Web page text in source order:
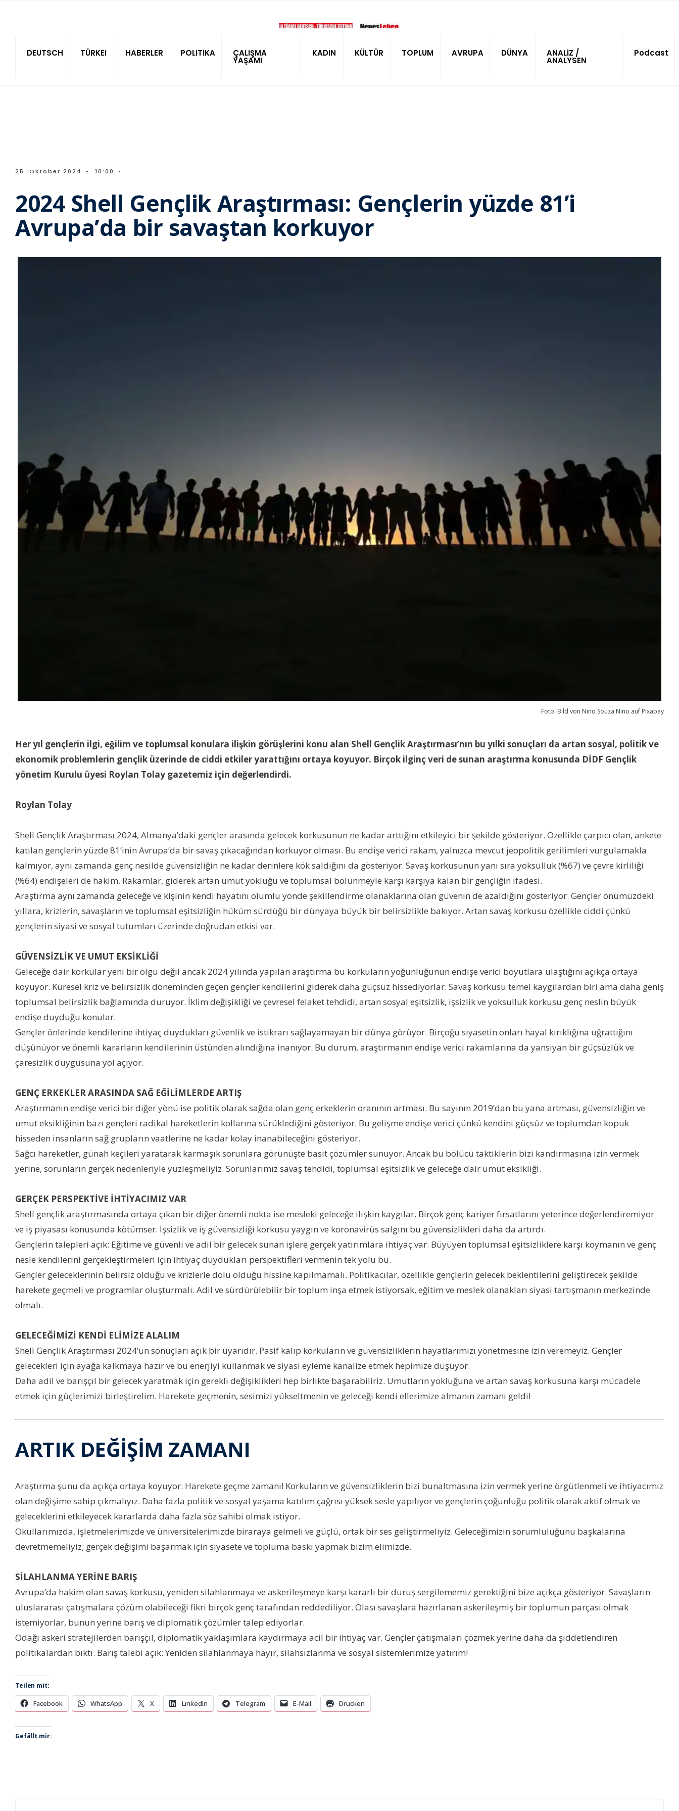
DEUTSCH TÜRKEI HABERLER POLITIKA ÇALIŞMA
YAŞAMI
KADIN KÜLTÜR TOPLUM AVRUPA DÜNYA ANALİZ /
ANALYSEN
Podcast
25. Oktober 2024 • 10:00 •
2024 Shell Gençlik Araştırması: Gençlerin yüzde 81’i
Avrupa’da bir savaştan korkuyor
Foto: Bild von Nino Souza Nino auf Pixabay
Her yıl gençlerin ilgi, eğilim ve toplumsal konulara ilişkin görüşlerini konu alan Shell Gençlik Araştırması’nın bu yılki sonuçları da artan sosyal, politik ve
ekonomik problemlerin gençlik üzerinde de ciddi etkiler yarattığını ortaya koyuyor. Birçok ilginç veri de sunan araştırma konusunda DİDF Gençlik
yönetim Kurulu üyesi Roylan Tolay gazetemiz için değerlendirdi.
Roylan Tolay
Shell Gençlik Araştırması 2024, Almanya’daki gençler arasında gelecek korkusunun ne kadar arttığını etkileyici bir şekilde gösteriyor. Özellikle çarpıcı olan, ankete
katılan gençlerin yüzde 81’inin Avrupa’da bir savaş çıkacağından korkuyor olması. Bu endişe verici rakam, yalnızca mevcut jeopolitik gerilimleri vurgulamakla
kalmıyor, aynı zamanda genç nesilde güvensizliğin ne kadar derinlere kök saldığını da gösteriyor. Savaş korkusunun yanı sıra yoksulluk (%67) ve çevre kirliliği
(%64) endişeleri de hakim. Rakamlar, giderek artan umut yokluğu ve toplumsal bölünmeyle karşı karşıya kalan bir gençliğin ifadesi.
Araştırma aynı zamanda geleceğe ve kişinin kendi hayatını olumlu yönde şekillendirme olanaklarına olan güvenin de azaldığını gösteriyor. Gençler önümüzdeki
yıllara, krizlerin, savaşların ve toplumsal eşitsizliğin hüküm sürdüğü bir dünyaya büyük bir belirsizlikle bakıyor. Artan savaş korkusu özellikle ciddi çünkü
gençlerin siyasi ve sosyal tutumları üzerinde doğrudan etkisi var.
GÜVENSİZLİK VE UMUT EKSİKLİĞİ
Geleceğe dair korkular yeni bir olgu değil ancak 2024 yılında yapılan araştırma bu korkuların yoğunluğunun endişe verici boyutlara ulaştığını açıkça ortaya
koyuyor. Küresel kriz ve belirsizlik döneminden geçen gençler kendilerini giderek daha güçsüz hissediyorlar. Savaş korkusu temel kaygılardan biri ama daha geniş
toplumsal belirsizlik bağlamında duruyor. İklim değişikliği ve çevresel felaket tehdidi, artan sosyal eşitsizlik, işsizlik ve yoksulluk korkusu genç neslin büyük
endişe duyduğu konular.
Gençler önlerinde kendilerine ihtiyaç duydukları güvenlik ve istikrarı sağlayamayan bir dünya görüyor. Birçoğu siyasetin onları hayal kırıklığına uğrattığını
düşünüyor ve önemli kararların kendilerinin üstünden alındığına inanıyor. Bu durum, araştırmanın endişe verici rakamlarına da yansıyan bir güçsüzlük ve
çaresizlik duygusuna yol açıyor.
GENÇ ERKEKLER ARASINDA SAĞ EĞİLİMLERDE ARTIŞ
Araştırmanın endişe verici bir diğer yönü ise politik olarak sağda olan genç erkeklerin oranının artması. Bu sayının 2019’dan bu yana artması, güvensizliğin ve
umut eksikliğinin bazı gençleri radikal hareketlerin kollarına sürüklediğini gösteriyor. Bu gelişme endişe verici çünkü kendini güçsüz ve toplumdan kopuk
hisseden insanların sağ grupların vaatlerine ne kadar kolay inanabileceğini gösteriyor.
Sağcı hareketler, günah keçileri yaratarak karmaşık sorunlara görünüşte basit çözümler sunuyor. Ancak bu bölücü taktiklerin bizi kandırmasına izin vermek
yerine, sorunların gerçek nedenleriyle yüzleşmeliyiz. Sorunlarımız savaş tehdidi, toplumsal eşitsizlik ve geleceğe dair umut eksikliği.
GERÇEK PERSPEKTİVE İHTİYACIMIZ VAR
Shell gençlik araştırmasında ortaya çıkan bir diğer önemli nokta ise mesleki geleceğe ilişkin kaygılar. Birçok genç kariyer fırsatlarını yeterince değerlendiremiyor
ve iş piyasası konusunda kötümser. İşsizlik ve iş güvensizliği korkusu yaygın ve koronavirüs salgını bu güvensizlikleri daha da artırdı.
Gençlerin talepleri açık: Eğitime ve güvenli ve adil bir gelecek sunan işlere gerçek yatırımlara ihtiyaç var. Büyüyen toplumsal eşitsizliklere karşı koymanın ve genç
nesle kendilerini gerçekleştirmeleri için ihtiyaç duydukları perspektifleri vermenin tek yolu bu.
Gençler geleceklerinin belirsiz olduğu ve krizlerle dolu olduğu hissine kapılmamalı. Politikacılar, özellikle gençlerin gelecek beklentilerini geliştirecek şekilde
harekete geçmeli ve programlar oluşturmalı. Adil ve sürdürülebilir bir toplum inşa etmek istiyorsak, eğitim ve meslek olanakları siyasi tartışmanın merkezinde
olmalı.
GELECEĞİMİZİ KENDİ ELİMİZE ALALIM
Shell Gençlik Araştırması 2024’ün sonuçları açık bir uyarıdır. Pasif kalıp korkuların ve güvensizliklerin hayatlarımızı yönetmesine izin veremeyiz. Gençler
gelecekleri için ayağa kalkmaya hazır ve bu enerjiyi kullanmak ve siyasi eyleme kanalize etmek hepimize düşüyor.
Daha adil ve barışçıl bir gelecek yaratmak için gerekli değişiklikleri hep birlikte başarabiliriz. Umutların yokluğuna ve artan savaş korkusuna karşı mücadele
etmek için güçlerimizi birleştirelim. Harekete geçmenin, sesimizi yükseltmenin ve geleceği kendi ellerimize almanın zamanı geldi!
ARTIK DEĞİŞİM ZAMANI
Araştırma şunu da açıkça ortaya koyuyor: Harekete geçme zamanı! Korkuların ve güvensizliklerin bizi bunaltmasına izin vermek yerine örgütlenmeli ve ihtiyacımız
olan değişime sahip çıkmalıyız. Daha fazla politik ve sosyal yaşama katılım çağrısı yüksek sesle yapılıyor ve gençlerin çoğunluğu politik olarak aktif olmak ve
geleceklerini etkileyecek kararlarda daha fazla söz sahibi olmak istiyor.
Okullarımızda, işletmelerimizde ve üniversitelerimizde biraraya gelmeli ve güçlü, ortak bir ses geliştirmeliyiz. Geleceğimizin sorumluluğunu başkalarına
devretmemeliyiz; gerçek değişimi başarmak için siyasete ve topluma baskı yapmak bizim elimizde.
SİLAHLANMA YERİNE BARIŞ
Avrupa’da hakim olan savaş korkusu, yeniden silahlanmaya ve askerileşmeye karşı kararlı bir duruş sergilememiz gerektiğini bize açıkça gösteriyor. Savaşların
uluslararası çatışmalara çözüm olabileceği fikri birçok genç tarafından reddediliyor. Olası savaşlara hazırlanan askerileşmiş bir toplumun parçası olmak
istemiyorlar, bunun yerine barış ve diplomatik çözümler talep ediyorlar.
Odağı askeri stratejilerden barışçıl, diplomatik yaklaşımlara kaydırmaya acil bir ihtiyaç var. Gençler çatışmaları çözmek yerine daha da şiddetlendiren
politikalardan bıktı. Barış talebi açık: Yeniden silahlanmaya hayır, silahsızlanma ve sosyal sistemlerimize yatırım!
Teilen mit:
Facebook WhatsApp X LinkedIn Telegram E-Mail Drucken
Gefällt mir: